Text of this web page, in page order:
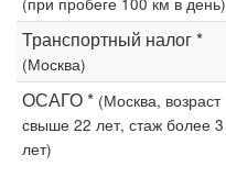
Транспортный налог *
(Москва)
ОСАГО * (Москва, возраст
свыше 22 лет, стаж более 3
лет)